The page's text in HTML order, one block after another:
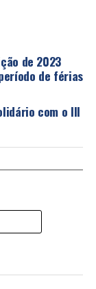
de 2023
de férias
com o III